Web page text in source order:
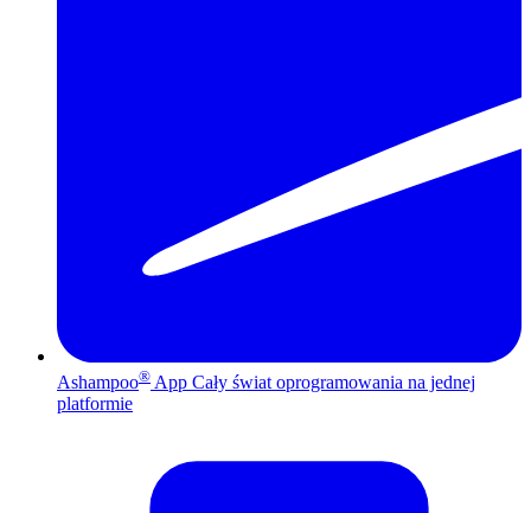
Ashampoo® App Cały świat oprogramowania na jednej
platformie